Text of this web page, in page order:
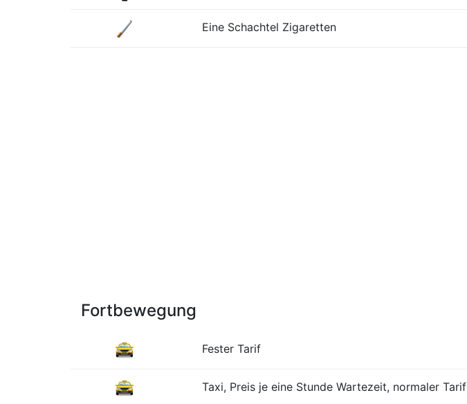
Eine Schachtel Zigaretten
Fortbewegung
Fester Tarif
Taxi, Preis je eine Stunde Wartezeit, normaler Tarif